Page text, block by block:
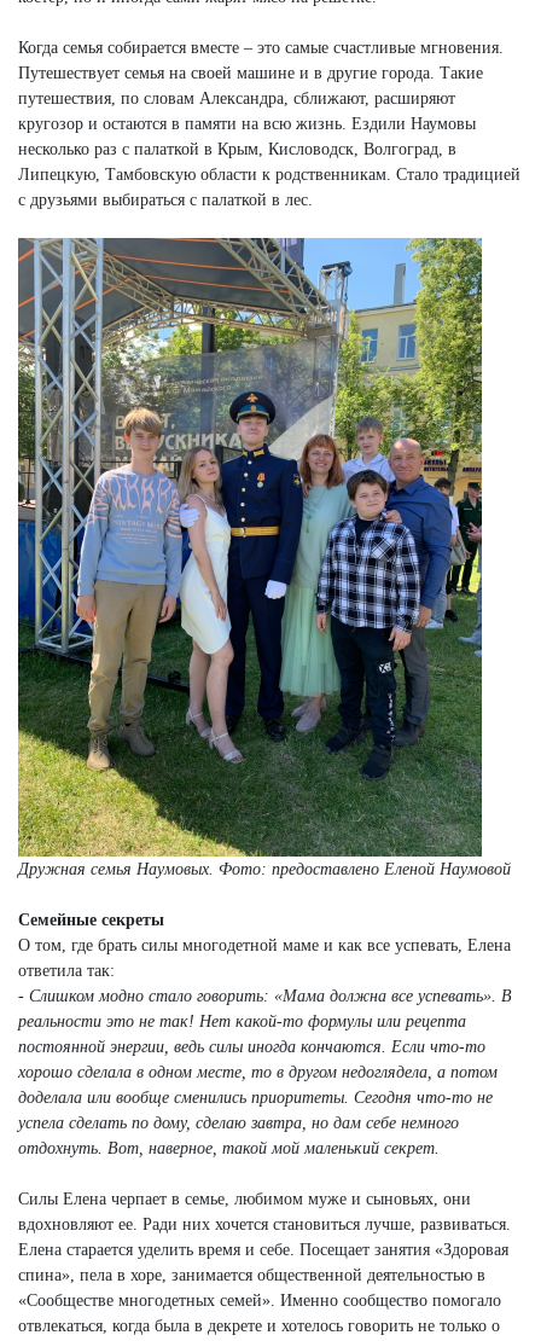
Когда семья собирается вместе – это самые счастливые мгновения.
Путешествует семья на своей машине и в другие города. Такие
путешествия, по словам Александра, сближают, расширяют
кругозор и остаются в памяти на всю жизнь. Ездили Наумовы
несколько раз с палаткой в Крым, Кисловодск, Волгоград, в
Липецкую, Тамбовскую области к родственникам. Стало традицией
с друзьями выбираться с палаткой в лес.
Дружная семья Наумовых. Фото: предоставлено Еленой Наумовой
Семейные секреты
О том, где брать силы многодетной маме и как все успевать, Елена
ответила так:
- Слишком модно стало говорить: «Мама должна все успевать». В
реальности это не так! Нет какой-то формулы или рецепта
постоянной энергии, ведь силы иногда кончаются. Если что-то
хорошо сделала в одном месте, то в другом недоглядела, а потом
доделала или вообще сменились приоритеты. Сегодня что-то не
успела сделать по дому, сделаю завтра, но дам себе немного
отдохнуть. Вот, наверное, такой мой маленький секрет.
Силы Елена черпает в семье, любимом муже и сыновьях, они
вдохновляют ее. Ради них хочется становиться лучше, развиваться.
Елена старается уделить время и себе. Посещает занятия «Здоровая
спина», пела в хоре, занимается общественной деятельностью в
«Сообществе многодетных семей». Именно сообщество помогало
отвлекаться, когда была в декрете и хотелось говорить не только о